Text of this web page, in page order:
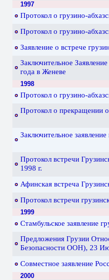
1997
Протокол о грузино-
Протокол о грузино-
Заявление о встрече
Заключительное
года в Женеве
1998
Протокол о грузино-
Протокол о прекращении
Заключительное
Протокол встречи
1998 г.
Афинская встреча
Протокол встречи
1999
Стамбульское заявление
Предложения Грузии
Безопасности ООН), 23
Совместное заявление
2000